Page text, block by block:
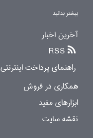
بیشتر بدانید
آخرین اخبار
RSS
راهنمای پرداخت اینترنتی
همکاری در فروش
ابزارهای مفید
نقشه سایت